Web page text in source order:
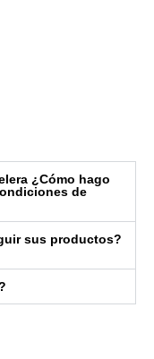
¿Cómo hago
de
sus productos?